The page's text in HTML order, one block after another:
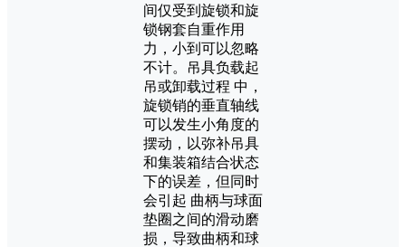
间仅受到旋锁和旋
锁钢套自重作用
力，小到可以忽略
不计。吊具负载起
吊或卸载过程 中，
旋锁销的垂直轴线
可以发生小角度的
摆动，以弥补吊具
和集装箱结合状态
下的误差，但同时
会引起 曲柄与球面
垫圈之间的滑动磨
损，导致曲柄和球